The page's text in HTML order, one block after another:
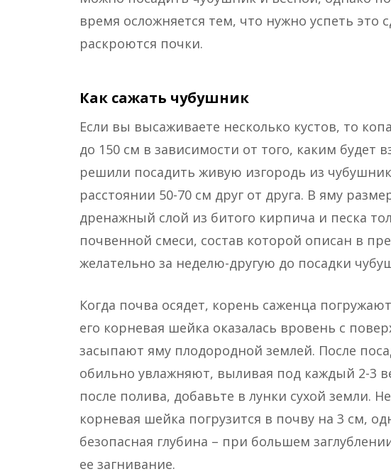
время осложняется тем, что нужно успеть это
раскроются почки.
Как сажать чубушник
Если вы высаживаете несколько кустов, то
до 150 см в зависимости от того, каким будет
решили посадить живую изгородь из
расстоянии 50-70 см друг от друга. В яму
дренажный слой из битого кирпича и песка
почвенной смеси, состав которой описан в
желательно за неделю-другую до посадки
Когда почва осядет, корень саженца
его корневая шейка оказалась вровень с
засыпают яму плодородной землей. После
обильно увлажняют, выливая под каждый 2-3
после полива, добавьте в лунки сухой земли.
корневая шейка погрузится в почву на 3 см,
безопасная глубина – при большем
ее загнивание.